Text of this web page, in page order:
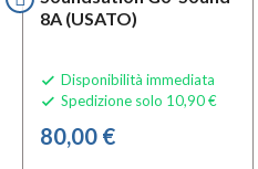
8A (USATO)
 Disponibilità immediata
 Spedizione solo 10,90 €
80,00 €